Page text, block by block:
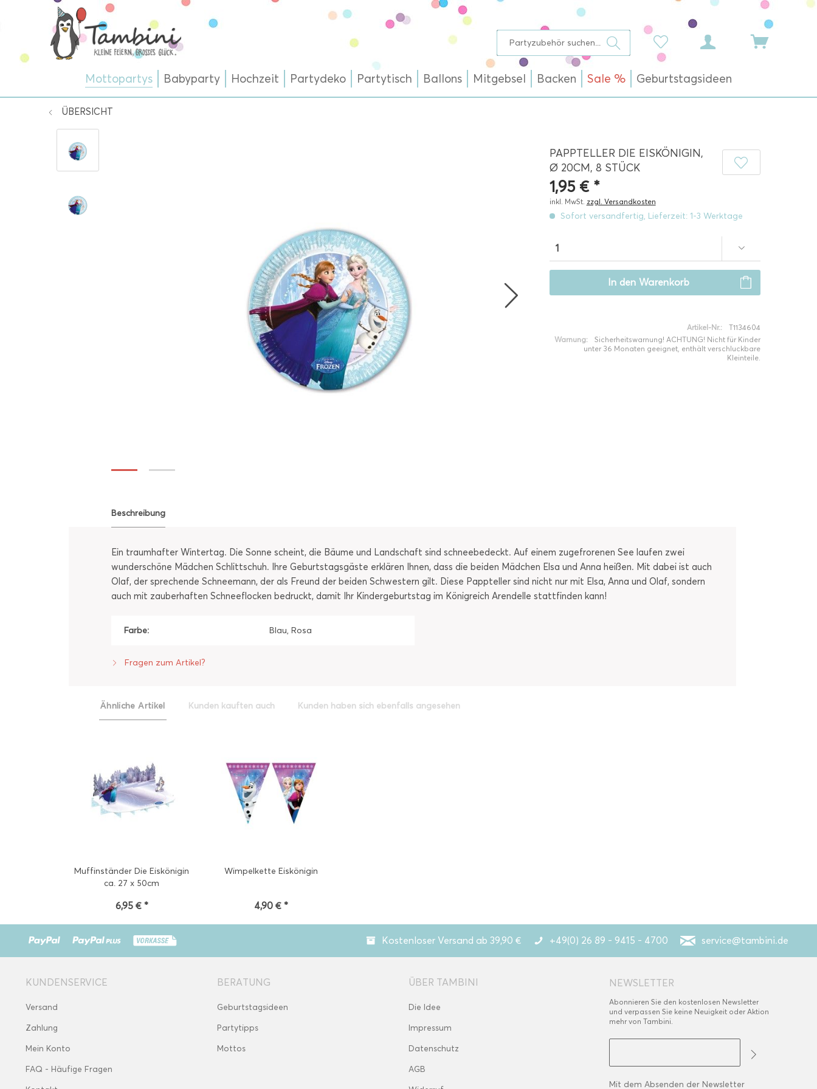
Mottopartys Babyparty Hochzeit Partydeko Partytisch Ballons Mitgebsel Backen Sale % Geburtstagsideen
ÜBERSICHT
PAPPTELLER DIE EISKÖNIGIN,
Ø 20CM, 8 STÜCK
1,95 € *
inkl. MwSt. zzgl. Versandkosten
Sofort versandfertig, Lieferzeit: 1-3 Werktage
In den Warenkorb
Artikel-Nr.:
T1134604
Warnung:
Sicherheitswarnung! ACHTUNG! Nicht für Kinder
unter 36 Monaten geeignet, enthält verschluckbare
Kleinteile.
Beschreibung
Ein traumhafter Wintertag. Die Sonne scheint, die Bäume und Landschaft sind schneebedeckt. Auf einem zugefrorenen See laufen zwei
wunderschöne Mädchen Schlittschuh. Ihre Geburtstagsgäste erklären Ihnen, dass die beiden Mädchen Elsa und Anna heißen. Mit dabei ist auch
Olaf, der sprechende Schneemann, der als Freund der beiden Schwestern gilt. Diese Pappteller sind nicht nur mit Elsa, Anna und Olaf, sondern
auch mit zauberhaften Schneeflocken bedruckt, damit Ihr Kindergeburtstag im Königreich Arendelle stattfinden kann!
Farbe: Blau, Rosa
Fragen zum Artikel?
Ähnliche Artikel Kunden kauften auch Kunden haben sich ebenfalls angesehen
Muffinständer Die Eiskönigin
ca. 27 x 50cm
6,95 € *
Wimpelkette Eiskönigin
4,90 € *
Kostenloser Versand ab 39,90 € +49(0) 26 89 - 9415 - 4700 service@tambini.de
KUNDENSERVICE
Versand
Zahlung
Mein Konto
FAQ - Häufige Fragen
BERATUNG
Geburtstagsideen
Partytipps
Mottos
ÜBER TAMBINI
Die Idee
Impressum
Datenschutz
AGB
NEWSLETTER
Abonnieren Sie den kostenlosen Newsletter
und verpassen Sie keine Neuigkeit oder Aktion
mehr von Tambini.
Mit dem Absenden der Newsletter